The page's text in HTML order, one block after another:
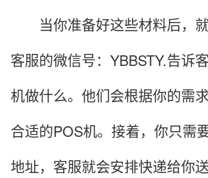
当你准备好这些材料后，
客服的微信号：YBBSTY.告诉
机做什么。他们会根据你的需
合适的POS机。接着，你只需
地址，客服就会安排快递给你